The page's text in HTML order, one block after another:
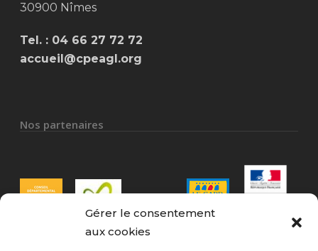
Gérer le consentement
aux cookies
30900 Nîmes
Tel. : 04 66 27 72 72
accueil@cpeagl.org
Nos partenaires